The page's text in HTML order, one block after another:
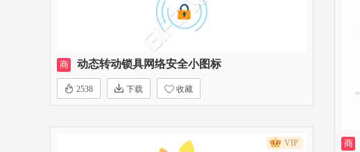
商 动态转动锁具网络安全小图标
2538 下载 收藏
商
VIP